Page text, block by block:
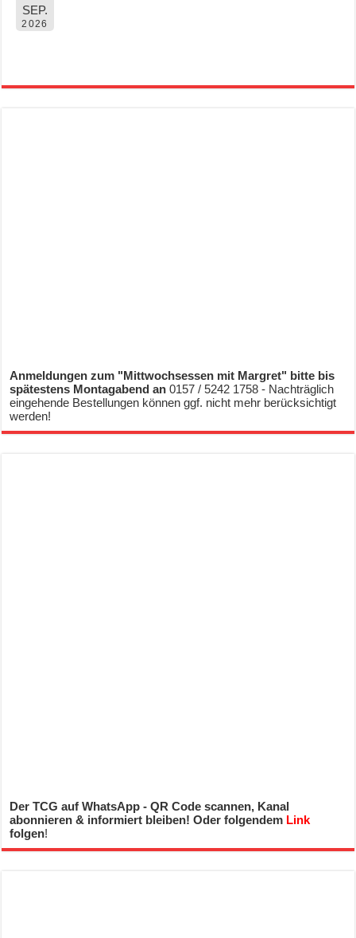
SEP.
2026
Anmeldungen zum "Mittwochsessen mit Margret" bitte bis
spätestens Montagabend an0157 / 5242 1758 - Nachträglich
eingehende Bestellungen können ggf. nicht mehr berücksichtigt
werden!
Der TCG auf WhatsApp - QR Code scannen, Kanal
abonnieren & informiert bleiben! Oder folgendem Link
folgen!